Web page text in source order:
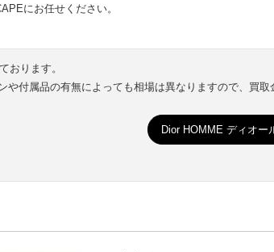
にお任せください。
おります。
付属品の有無によっても相場は異なりますので、買取
Dior HOMME ディオー